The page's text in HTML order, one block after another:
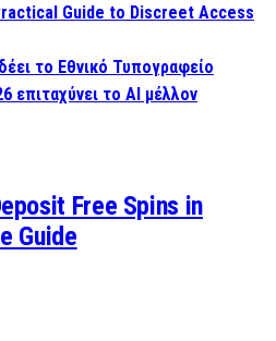
Guide to Discreet Access
το Εθνικό Τυπογραφείο
επιταχύνει το AI μέλλον
Free Spins in
Guide